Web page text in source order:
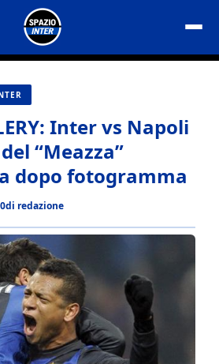
Inter vs Napoli
“Meazza”
dopo fotogramma
di redazione